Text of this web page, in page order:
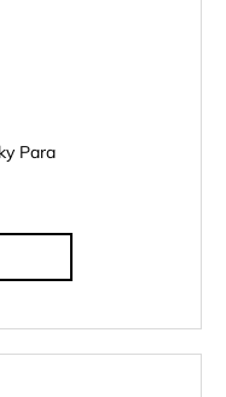
Para